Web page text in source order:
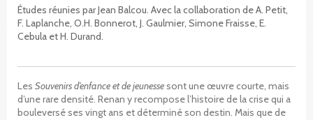
Études réunies par Jean Balcou. Avec la collaboration de A. Petit,
F. Laplanche, O.H. Bonnerot, J. Gaulmier, Simone Fraisse, E.
Cebula et H. Durand.
Les Souvenirs d’enfance et de jeunessesont une œuvre courte, mais
d’une rare densité. Renan y recompose l’histoire de la crise qui a
bouleversé ses vingt ans et déterminé son destin. Mais que de